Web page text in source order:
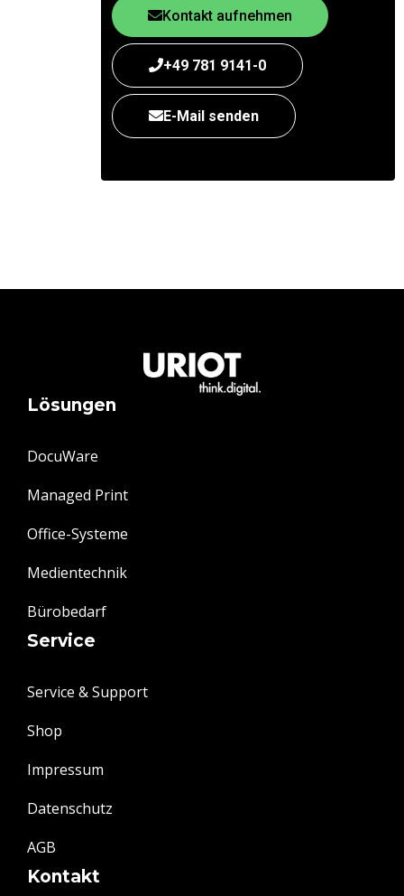
Kontakt aufnehmen
+49 781 9141-0
E-Mail senden
Lösungen
DocuWare
Managed Print
Office-Systeme
Medientechnik
Bürobedarf
Service
Service & Support
Shop
Impressum
Datenschutz
AGB
Kontakt